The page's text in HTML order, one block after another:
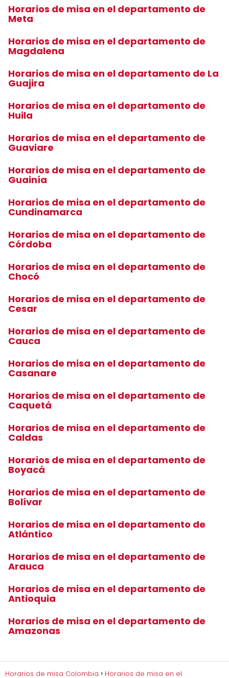
Horarios de misa en el departamento de
Meta
Horarios de misa en el departamento de
Magdalena
Horarios de misa en el departamento de La
Guajira
Horarios de misa en el departamento de
Huila
Horarios de misa en el departamento de
Guaviare
Horarios de misa en el departamento de
Guainía
Horarios de misa en el departamento de
Cundinamarca
Horarios de misa en el departamento de
Córdoba
Horarios de misa en el departamento de
Chocó
Horarios de misa en el departamento de
Cesar
Horarios de misa en el departamento de
Cauca
Horarios de misa en el departamento de
Casanare
Horarios de misa en el departamento de
Caquetá
Horarios de misa en el departamento de
Caldas
Horarios de misa en el departamento de
Boyacá
Horarios de misa en el departamento de
Bolívar
Horarios de misa en el departamento de
Atlántico
Horarios de misa en el departamento de
Arauca
Horarios de misa en el departamento de
Antioquia
Horarios de misa en el departamento de
Amazonas
Horarios de misa Colombia Horarios de misa en el